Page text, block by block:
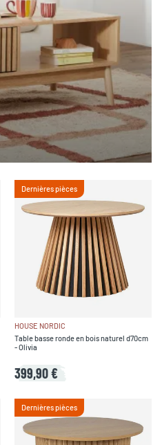
Dernières pièces
HOUSE NORDIC
Table basse ronde en bois naturel d70cm
- Olivia
399,90 €
Dernières pièces